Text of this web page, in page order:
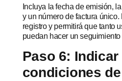
Incluya la fecha de emisión,
y un número de factura único.
registro y permitirá que tanto
puedan hacer un
Paso 6: Indicar
condiciones